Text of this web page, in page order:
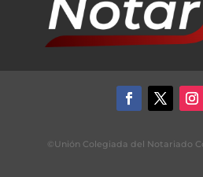
©Unión Colegiada del Notariado